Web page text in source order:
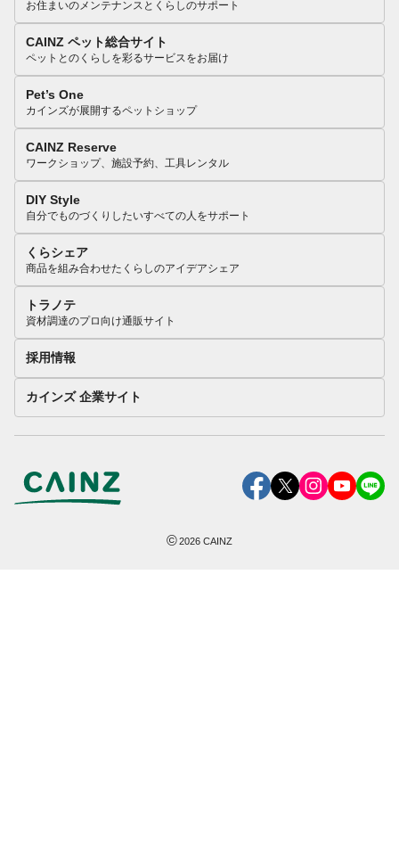
お住まいのメンテナンスとくらしのサポート
CAINZ ペット総合サイト
ペットとのくらしを彩るサービスをお届け
Pet’s One
カインズが展開するペットショップ
CAINZ Reserve
ワークショップ、施設予約、工具レンタル
DIY Style
自分でものづくりしたいすべての人をサポート
くらシェア
商品を組み合わせたくらしのアイデアシェア
トラノテ
資材調達のプロ向け通販サイト
採用情報
カインズ 企業サイト
©2026 CAINZ